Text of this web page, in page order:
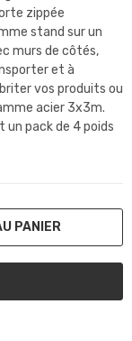
zippée
stand sur un
murs de côtés,
et à
vos produits ou
acier 3x3m.
pack de 4 poids
PANIER